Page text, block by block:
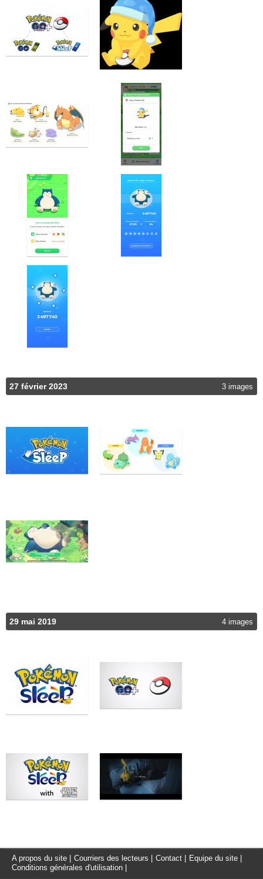
27 février 2023 3 images
29 mai 2019 4 images
A propos du site Courriers des lecteurs Contact Equipe du site
Conditions générales d'utilisation